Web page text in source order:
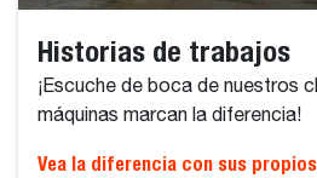
Historias de trabajos
¡Escuche de boca de nuestros
máquinas marcan la diferencia!
Vea la diferencia con sus